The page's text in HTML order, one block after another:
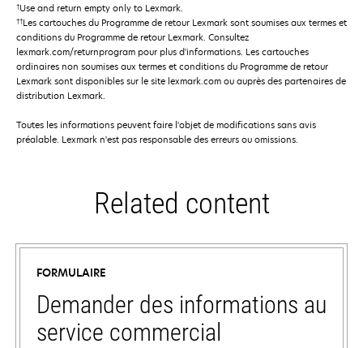
†Use and return empty only to Lexmark.
††Les cartouches du Programme de retour Lexmark sont soumises aux termes et
conditions du Programme de retour Lexmark. Consultez
lexmark.com/returnprogram pour plus d'informations. Les cartouches
ordinaires non soumises aux termes et conditions du Programme de retour
Lexmark sont disponibles sur le site lexmark.com ou auprès des partenaires de
distribution Lexmark.
Toutes les informations peuvent faire l'objet de modifications sans avis
préalable. Lexmark n'est pas responsable des erreurs ou omissions.
Related content
FORMULAIRE
Demander des informations au
service commercial